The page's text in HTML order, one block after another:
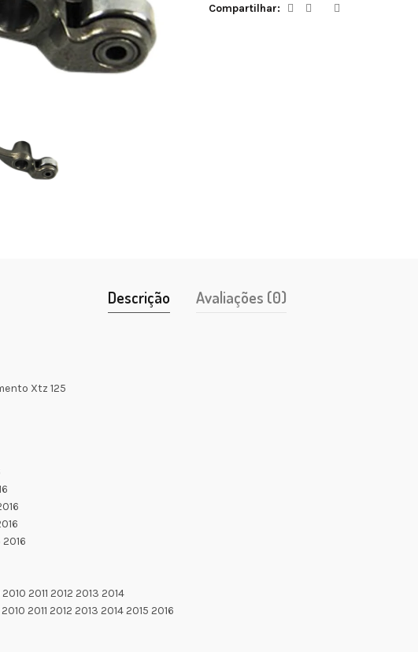
Compartilhar
Descrição Avaliações (0)
Xtz 125
2016
2011 2012 2013 2014
2011 2012 2013 2014 2015 2016